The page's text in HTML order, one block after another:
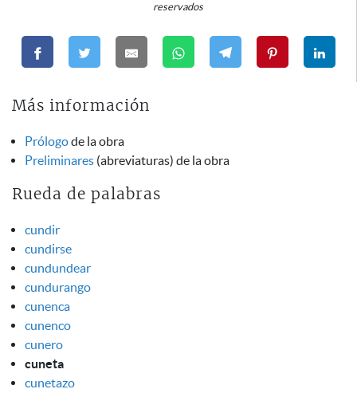
reservados
Más información
Prólogode la obra
Preliminares (abreviaturas) de la obra
Rueda de palabras
cundir
cundirse
cundundear
cundurango
cunenca
cunenco
cunero
cuneta
cunetazo